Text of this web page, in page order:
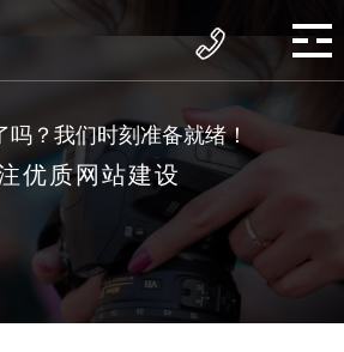
吗？我们时刻准备就绪！
优质网站建设